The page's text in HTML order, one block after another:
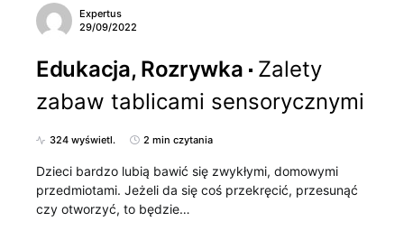
Expertus
29/09/2022
Edukacja, Rozrywka
Zalety
zabaw tablicami sensorycznymi
324 wyświetl. 2 min czytania
Dzieci bardzo lubią bawić się zwykłymi, domowymi
przedmiotami. Jeżeli da się coś przekręcić, przesunąć
czy otworzyć, to będzie…